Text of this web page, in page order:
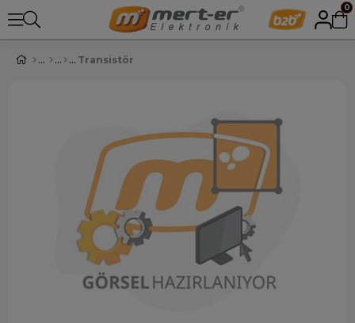
0
Transistör